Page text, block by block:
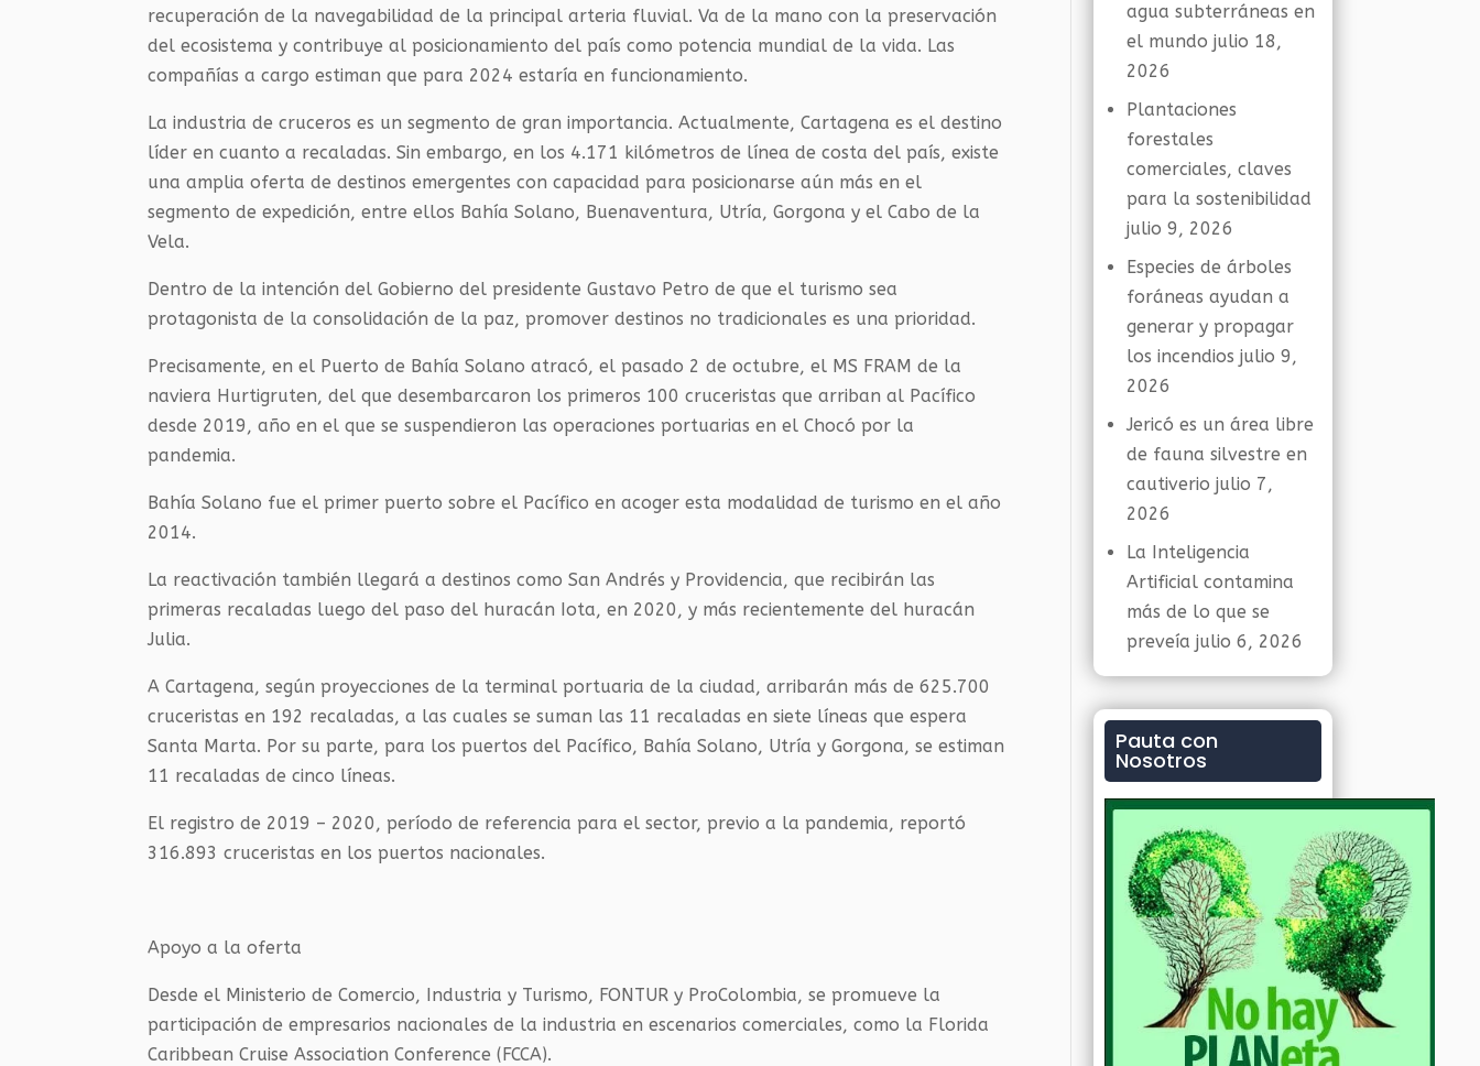
recuperación de la navegabilidad de la principal arteria fluvial. Va de la mano con la preservación
del ecosistema y contribuye al posicionamiento del país como potencia mundial de la vida. Las
compañías a cargo estiman que para 2024 estaría en funcionamiento.
La industria de cruceros es un segmento de gran importancia. Actualmente, Cartagena es el destino
líder en cuanto a recaladas. Sin embargo, en los 4.171 kilómetros de línea de costa del país, existe
una amplia oferta de destinos emergentes con capacidad para posicionarse aún más en el
segmento de expedición, entre ellos Bahía Solano, Buenaventura, Utría, Gorgona y el Cabo de la
Vela.
Dentro de la intención del Gobierno del presidente Gustavo Petro de que el turismo sea
protagonista de la consolidación de la paz, promover destinos no tradicionales es una prioridad.
Precisamente, en el Puerto de Bahía Solano atracó, el pasado 2 de octubre, el MS FRAM de la
naviera Hurtigruten, del que desembarcaron los primeros 100 cruceristas que arriban al Pacífico
desde 2019, año en el que se suspendieron las operaciones portuarias en el Chocó por la
pandemia.
Bahía Solano fue el primer puerto sobre el Pacífico en acoger esta modalidad de turismo en el año
2014.
La reactivación también llegará a destinos como San Andrés y Providencia, que recibirán las
primeras recaladas luego del paso del huracán Iota, en 2020, y más recientemente del huracán
Julia.
A Cartagena, según proyecciones de la terminal portuaria de la ciudad, arribarán más de 625.700
cruceristas en 192 recaladas, a las cuales se suman las 11 recaladas en siete líneas que espera
Santa Marta. Por su parte, para los puertos del Pacífico, Bahía Solano, Utría y Gorgona, se estiman
11 recaladas de cinco líneas.
El registro de 2019 – 2020, período de referencia para el sector, previo a la pandemia, reportó
316.893 cruceristas en los puertos nacionales.
Apoyo a la oferta
Desde el Ministerio de Comercio, Industria y Turismo, FONTUR y ProColombia, se promueve la
participación de empresarios nacionales de la industria en escenarios comerciales, como la Florida
Caribbean Cruise Association Conference (FCCA).
agua subterráneas en
el mundo julio 18,
2026
Plantaciones
forestales
comerciales, claves
para la sostenibilidad
julio 9, 2026
Especies de árboles
foráneas ayudan a
generar y propagar
los incendios julio 9,
2026
Jericó es un área libre
de fauna silvestre en
cautiverio julio 7,
2026
La Inteligencia
Artificial contamina
más de lo que se
preveía julio 6, 2026
Pauta con
Nosotros